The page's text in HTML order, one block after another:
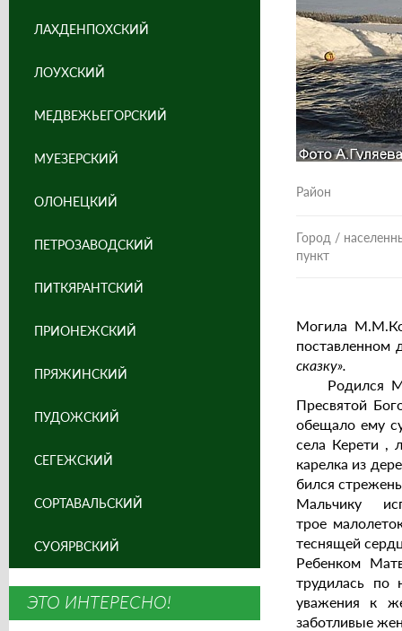
Район
Город /
пункт
Могила
поставленном
сказку».
Родился
Пресвятой
обещало ему
села Керети ,
карелка из
бился
Мальчику
трое
теснящей
Ребенком
трудилась по
уважения к
заботливые
ЛАХДЕНПОХСКИЙ
ЛОУХСКИЙ
МЕДВЕЖЬЕГОРСКИЙ
МУЕЗЕРСКИЙ
ОЛОНЕЦКИЙ
ПЕТРОЗАВОДСКИЙ
ПИТКЯРАНТСКИЙ
ПРИОНЕЖСКИЙ
ПРЯЖИНСКИЙ
ПУДОЖСКИЙ
СЕГЕЖСКИЙ
СОРТАВАЛЬСКИЙ
СУОЯРВСКИЙ
ЭТО ИНТЕРЕСНО!